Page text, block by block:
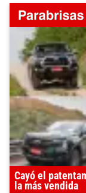
Cayó el
la más vendida